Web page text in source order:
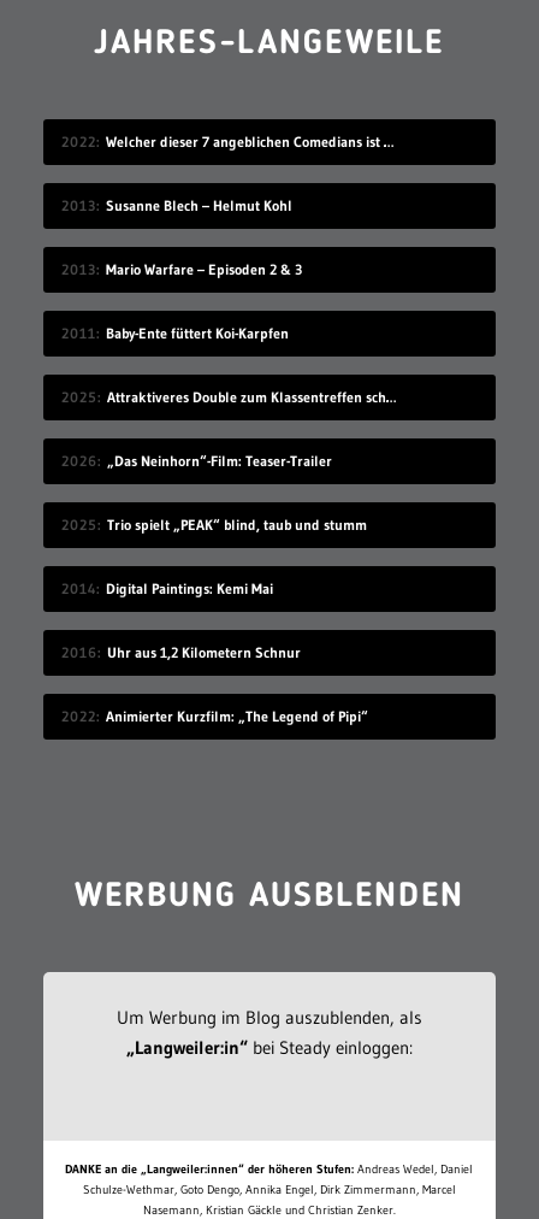
JAHRES-LANGEWEILE
2022 Welcher dieser 7 angeblichen Comedians ist gar keiner?
2013 Susanne Blech – Helmut Kohl
2013 Mario Warfare – Episoden 2 & 3
2011 Baby-Ente füttert Koi-Karpfen
2025 Attraktiveres Double zum Klassentreffen schicken
2026 „Das Neinhorn“-Film: Teaser-Trailer
2025 Trio spielt „PEAK“ blind, taub und stumm
2014 Digital Paintings: Kemi Mai
2016 Uhr aus 1,2 Kilometern Schnur
2022 Animierter Kurzfilm: „The Legend of Pipi“
WERBUNG AUSBLENDEN
Um Werbung im Blog auszublenden, als
„Langweiler:in“bei Steady einloggen:
DANKE an die „Langweiler:innen“ der höheren Stufen: Andreas Wedel, Daniel
Schulze-Wethmar, Goto Dengo, Annika Engel, Dirk Zimmermann, Marcel
Nasemann, Kristian Gäckle und Christian Zenker.